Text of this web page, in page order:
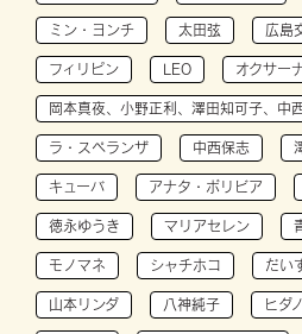
ミン・ヨンチ 太田弦 広島
フィリピン LEO オクサー
岡本真夜、小野正利、澤田知可子、中
ラ・スペランザ 中西保志
キューバ アナタ・ボリビア
徳永ゆうき マリアセレン
モノマネ シャチホコ だい
山本リンダ 八神純子 ヒダノ